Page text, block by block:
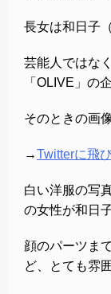
長女は和日子
芸能人ではな
「OLIVE」の
そのときの画
→Twitterに飛
白い洋服の写
の女性が和日
顔のパーツま
ど、とても雰